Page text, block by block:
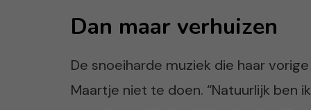
Dan maar verhuizen
De snoeiharde muziek die haar
Maartje niet te doen. “Natuurlijk ben